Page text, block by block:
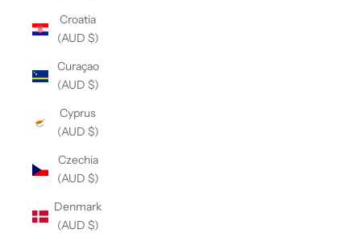
Croatia
(AUD $)
Curaçao
(AUD $)
Cyprus
(AUD $)
Czechia
(AUD $)
Denmark
(AUD $)